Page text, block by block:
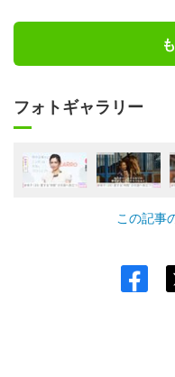
フォトギャラリー
この記事